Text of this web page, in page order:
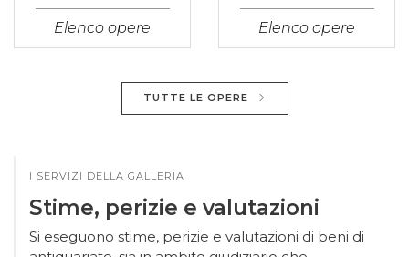
Elenco opere Elenco opere
Stime, perizie e valutazioni
antiquariato, sia in ambito giudiziario che